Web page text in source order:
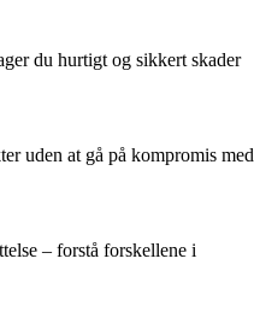
du hurtigt og sikkert skader
uden at gå på kompromis med
– forstå forskellene i